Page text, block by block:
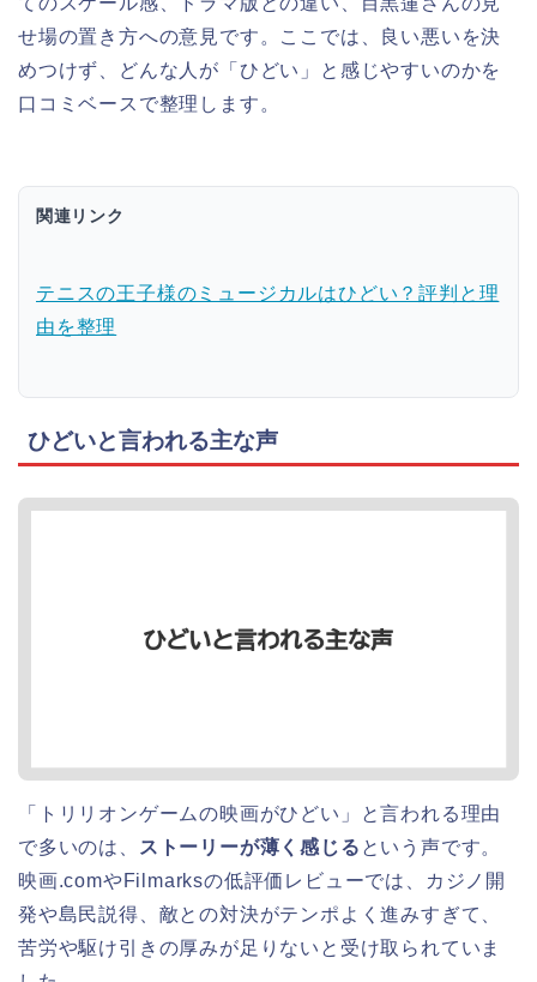
せ場の置き方への意見です。ここでは、良い悪いを決
めつけず、どんな人が「ひどい」と感じやすいのかを
口コミベースで整理します。
関連リンク
テニスの王子様のミュージカルはひどい？評判と理
由を整理
ひどいと言われる主な声
「トリリオンゲームの映画がひどい」と言われる理由
で多いのは、
ストーリーが薄く感じる という声です。
映画.comやFilmarksの低評価レビューでは、カジノ開
発や島民説得、敵との対決がテンポよく進みすぎて、
苦労や駆け引きの厚みが足りないと受け取られていま